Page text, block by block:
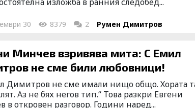
30 8379 2 Румен Димитров
Минчев взривява мита: С Емил
не сме били любовници!
Димитров не сме имали нищо общо. Хората
Аз не бях негов тип.“ Това разкри Евгени
в откровен разговор. Години наред...